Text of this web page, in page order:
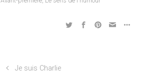
Je suis Charlie